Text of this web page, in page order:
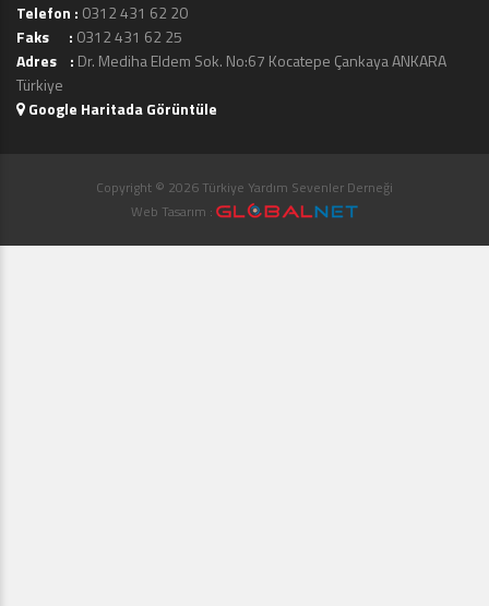
Telefon : 0312 431 62 20
Faks : 0312 431 62 25
Adres : Dr. Mediha Eldem Sok. No:67 Kocatepe Çankaya ANKARA
Türkiye
Google Haritada Görüntüle
Copyright © 2026 Türkiye Yardım Sevenler Derneği
Web Tasarım :